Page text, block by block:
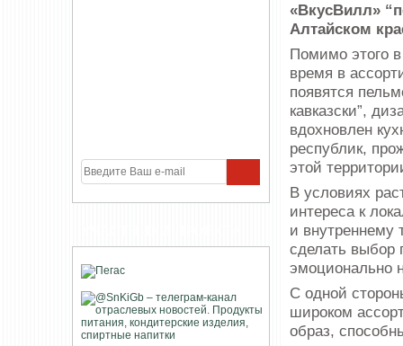
«ВкусВилл»
Алтайском
Помимо этого
время в
появятся
кавказски”,
вдохновлен
республик,
этой
В условиях
интереса к
и внутреннему
сделать выбор
эмоционально
С одной
широком
образ,